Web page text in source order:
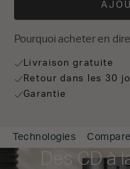
Pourquoi acheter en
Livraison gratuite
Retour dans les 30
Garantie
Technologies
Des CD à